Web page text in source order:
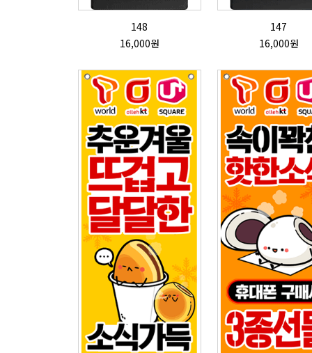
148
16,000원
147
16,000원